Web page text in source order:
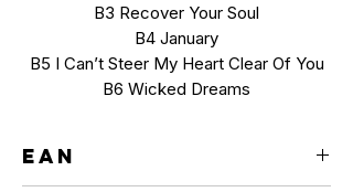
B3 Recover Your Soul
B4 January
B5 I Can’t Steer My Heart Clear Of You
B6 Wicked Dreams
EAN